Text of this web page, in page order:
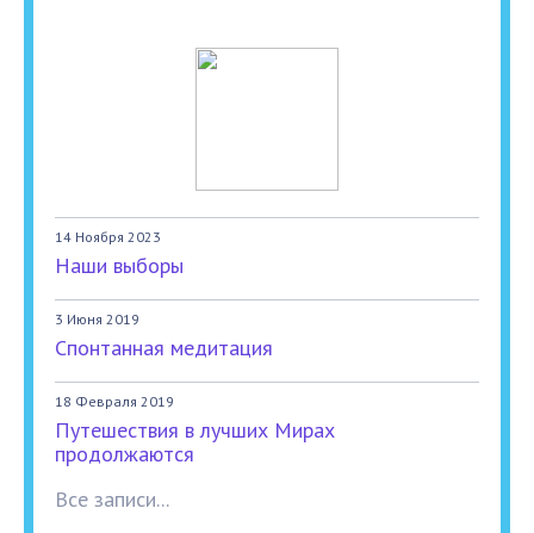
14 Ноября 2023
Наши выборы
3 Июня 2019
Спонтанная медитация
18 Февраля 2019
Путешествия в лучших Мирах
продолжаются
Все записи...